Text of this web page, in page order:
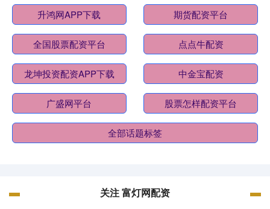
升鸿网APP下载 期货配资平台
全国股票配资平台 点点牛配资
龙坤投资配资APP下载 中金宝配资
广盛网平台 股票怎样配资平台
全部话题标签
关注 富灯网配资